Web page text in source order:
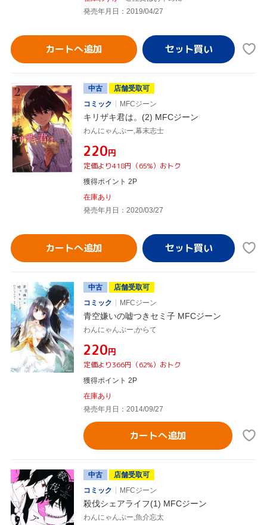
発売年月日：2019/04/27
カートへ追加
中古
店舗受取可
コミック
MFCジーン
キリザキ君は。(2) MFCジーン
わんにゃんぷー,幕末志士
¥220円
定価より418円（65%）おトク
獲得ポイント 2P
在庫あり
発売年月日：2020/03/27
カートへ追加
中古
店舗受取可
コミック
MFCジーン
青空嫌いの嘘つきセミ子 MFCジーン
わんにゃんぷー,からて
¥220円
定価より366円（62%）おトク
獲得ポイント 2P
在庫あり
発売年月日：2014/09/27
カートへ追加
中古
店舗受取可
コミック
MFCジーン
殺伐シェアライフ(1) MFCジーン
わんにゃんぷー,魚介忘太